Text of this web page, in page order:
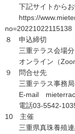
下記サイトからお
https://
no=20221022115138
８ 申込締切
三重テラス会場
オンライン（Zoom
９ 問合せ先
三重テラス事務局
E-mail
電話03-5542-
10 主催
三重県真珠養殖連